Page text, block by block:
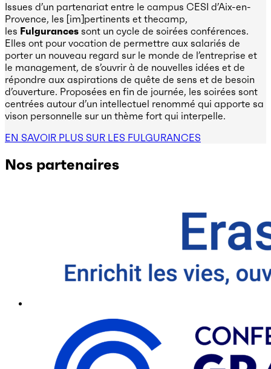
Issues d’un partenariat entre le campus CESI d’Aix-en-
Provence, les [im]pertinents et thecamp,
les Fulgurances sont un cycle de soirées conférences.
Elles ont pour vocation de permettre aux salariés de
porter un nouveau regard sur le monde de l’entreprise et
le management, de s’ouvrir à de nouvelles idées et de
répondre aux aspirations de quête de sens et de besoin
d’ouverture. Proposées en fin de journée, les soirées sont
centrées autour d’un intellectuel renommé qui apporte sa
vison personnelle sur un thème fort qui interpelle.
EN SAVOIR PLUS SUR LES FULGURANCES
Nos partenaires